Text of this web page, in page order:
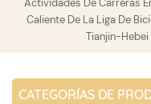
Actividades De Carreras
Caliente De La Liga De
Tianjin-
CATEGORÍAS DE